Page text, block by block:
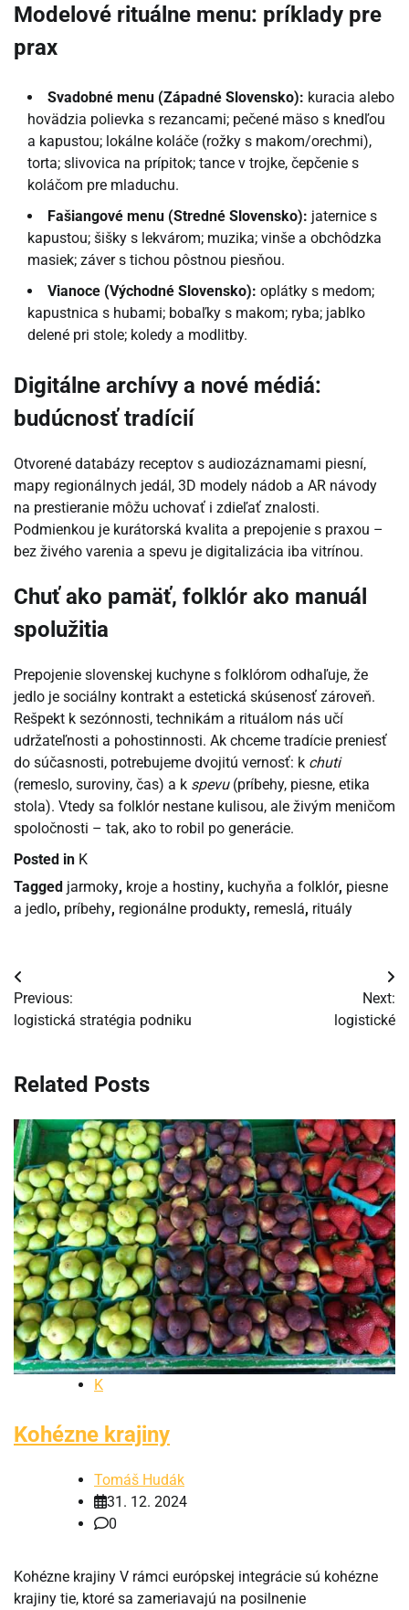
Modelové rituálne menu: príklady pre
prax
Svadobné menu (Západné Slovensko): kuracia alebo
hovädzia polievka s rezancami; pečené mäso s knedľou
a kapustou; lokálne koláče (rožky s makom/orechmi),
torta; slivovica na prípitok; tance v trojke, čepčenie s
koláčom pre mladuchu.
Fašiangové menu (Stredné Slovensko): jaternice s
kapustou; šišky s lekvárom; muzika; vinše a obchôdzka
masiek; záver s tichou pôstnou piesňou.
Vianoce (Východné Slovensko): oplátky s medom;
kapustnica s hubami; bobaľky s makom; ryba; jablko
delené pri stole; koledy a modlitby.
Digitálne archívy a nové médiá:
budúcnosť tradícií
Otvorené databázy receptov s audiozáznamami piesní,
mapy regionálnych jedál, 3D modely nádob a AR návody
na prestieranie môžu uchovať i zdieľať znalosti.
Podmienkou je kurátorská kvalita a prepojenie s praxou –
bez živého varenia a spevu je digitalizácia iba vitrínou.
Chuť ako pamäť, folklór ako manuál
spolužitia
Prepojenie slovenskej kuchyne s folklórom odhaľuje, že
jedlo je sociálny kontrakt a estetická skúsenosť zároveň.
Rešpekt k sezónnosti, technikám a rituálom nás učí
udržateľnosti a pohostinnosti. Ak chceme tradície preniesť
do súčasnosti, potrebujeme dvojitú vernosť: k chuti
(remeslo, suroviny, čas) a k spevu(príbehy, piesne, etika
stola). Vtedy sa folklór nestane kulisou, ale živým meničom
spoločnosti – tak, ako to robil po generácie.
Posted in K
Tagged jarmoky, kroje a hostiny, kuchyňa a folklór, piesne
a jedlo, príbehy, regionálne produkty, remeslá, rituály
Navigácia
v
Previous:
logistická stratégia podniku
Next:
logistické
Related Posts
K
Kohézne krajiny
Tomáš Hudák
31. 12. 2024
0
Kohézne krajiny V rámci európskej integrácie sú kohézne
krajiny tie, ktoré sa zameriavajú na posilnenie